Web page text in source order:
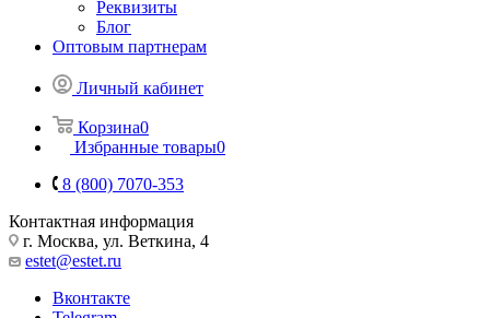
Реквизиты
Блог
Оптовым партнерам
Личный кабинет
Корзина0
Избранные товары0
8 (800) 7070-353
Контактная информация
г. Москва, ул. Веткина, 4
estet@estet.ru
Вконтакте